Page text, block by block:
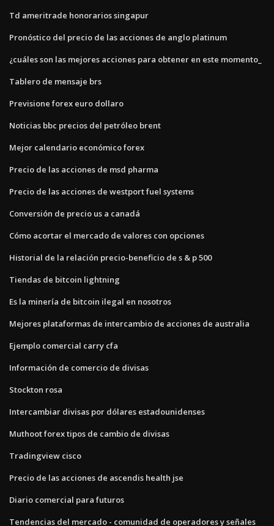
Td ameritrade honorarios singapur
Pronóstico del precio de las acciones de anglo platinum
¿cuáles son las mejores acciones para obtener en este momento_
Tablero de mensaje brs
Previsione forex euro dollaro
Noticias bbc precios del petróleo brent
Mejor calendario económico forex
Precio de las acciones de msd pharma
Precio de las acciones de westport fuel systems
Conversión de precio us a canadá
Cómo acortar el mercado de valores con opciones
Historial de la relación precio-beneficio de s & p 500
Tiendas de bitcoin lightning
Es la minería de bitcoin ilegal en nosotros
Mejores plataformas de intercambio de acciones de australia
Ejemplo comercial carry cfa
Información de comercio de divisas
Stockton rosa
Intercambiar divisas por dólares estadounidenses
Muthoot forex tipos de cambio de divisas
Tradingview cisco
Precio de las acciones de ascendis health jse
Diario comercial para futuros
Tendencias del mercado - comunidad de operadores y señales